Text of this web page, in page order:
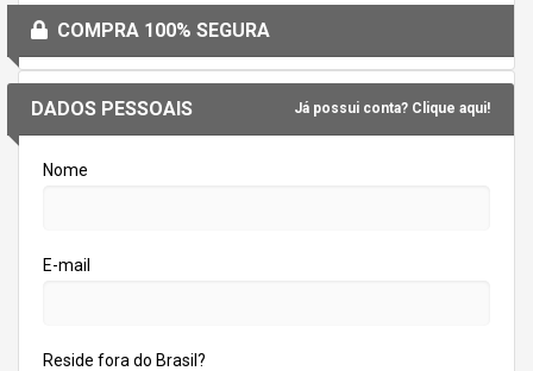
DADOS PESSOAIS Já possui conta? Clique aqui!
Nome
E-mail
Reside fora do Brasil?
COMPRA 100% SEGURA